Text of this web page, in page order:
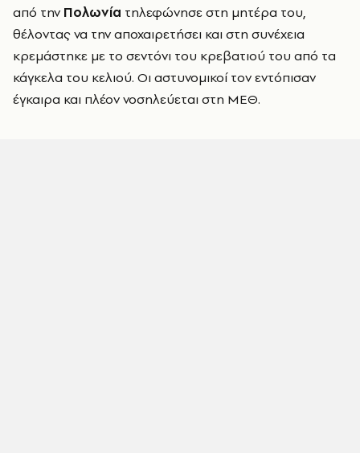
από την Πολωνία τηλεφώνησε στη μητέρα του,
θέλοντας να την αποχαιρετήσει και στη συνέχεια
κρεμάστηκε με το σεντόνι του κρεβατιού του από τα
κάγκελα του κελιού. Οι αστυνομικοί τον εντόπισαν
έγκαιρα και πλέον νοσηλεύεται στη ΜΕΘ.